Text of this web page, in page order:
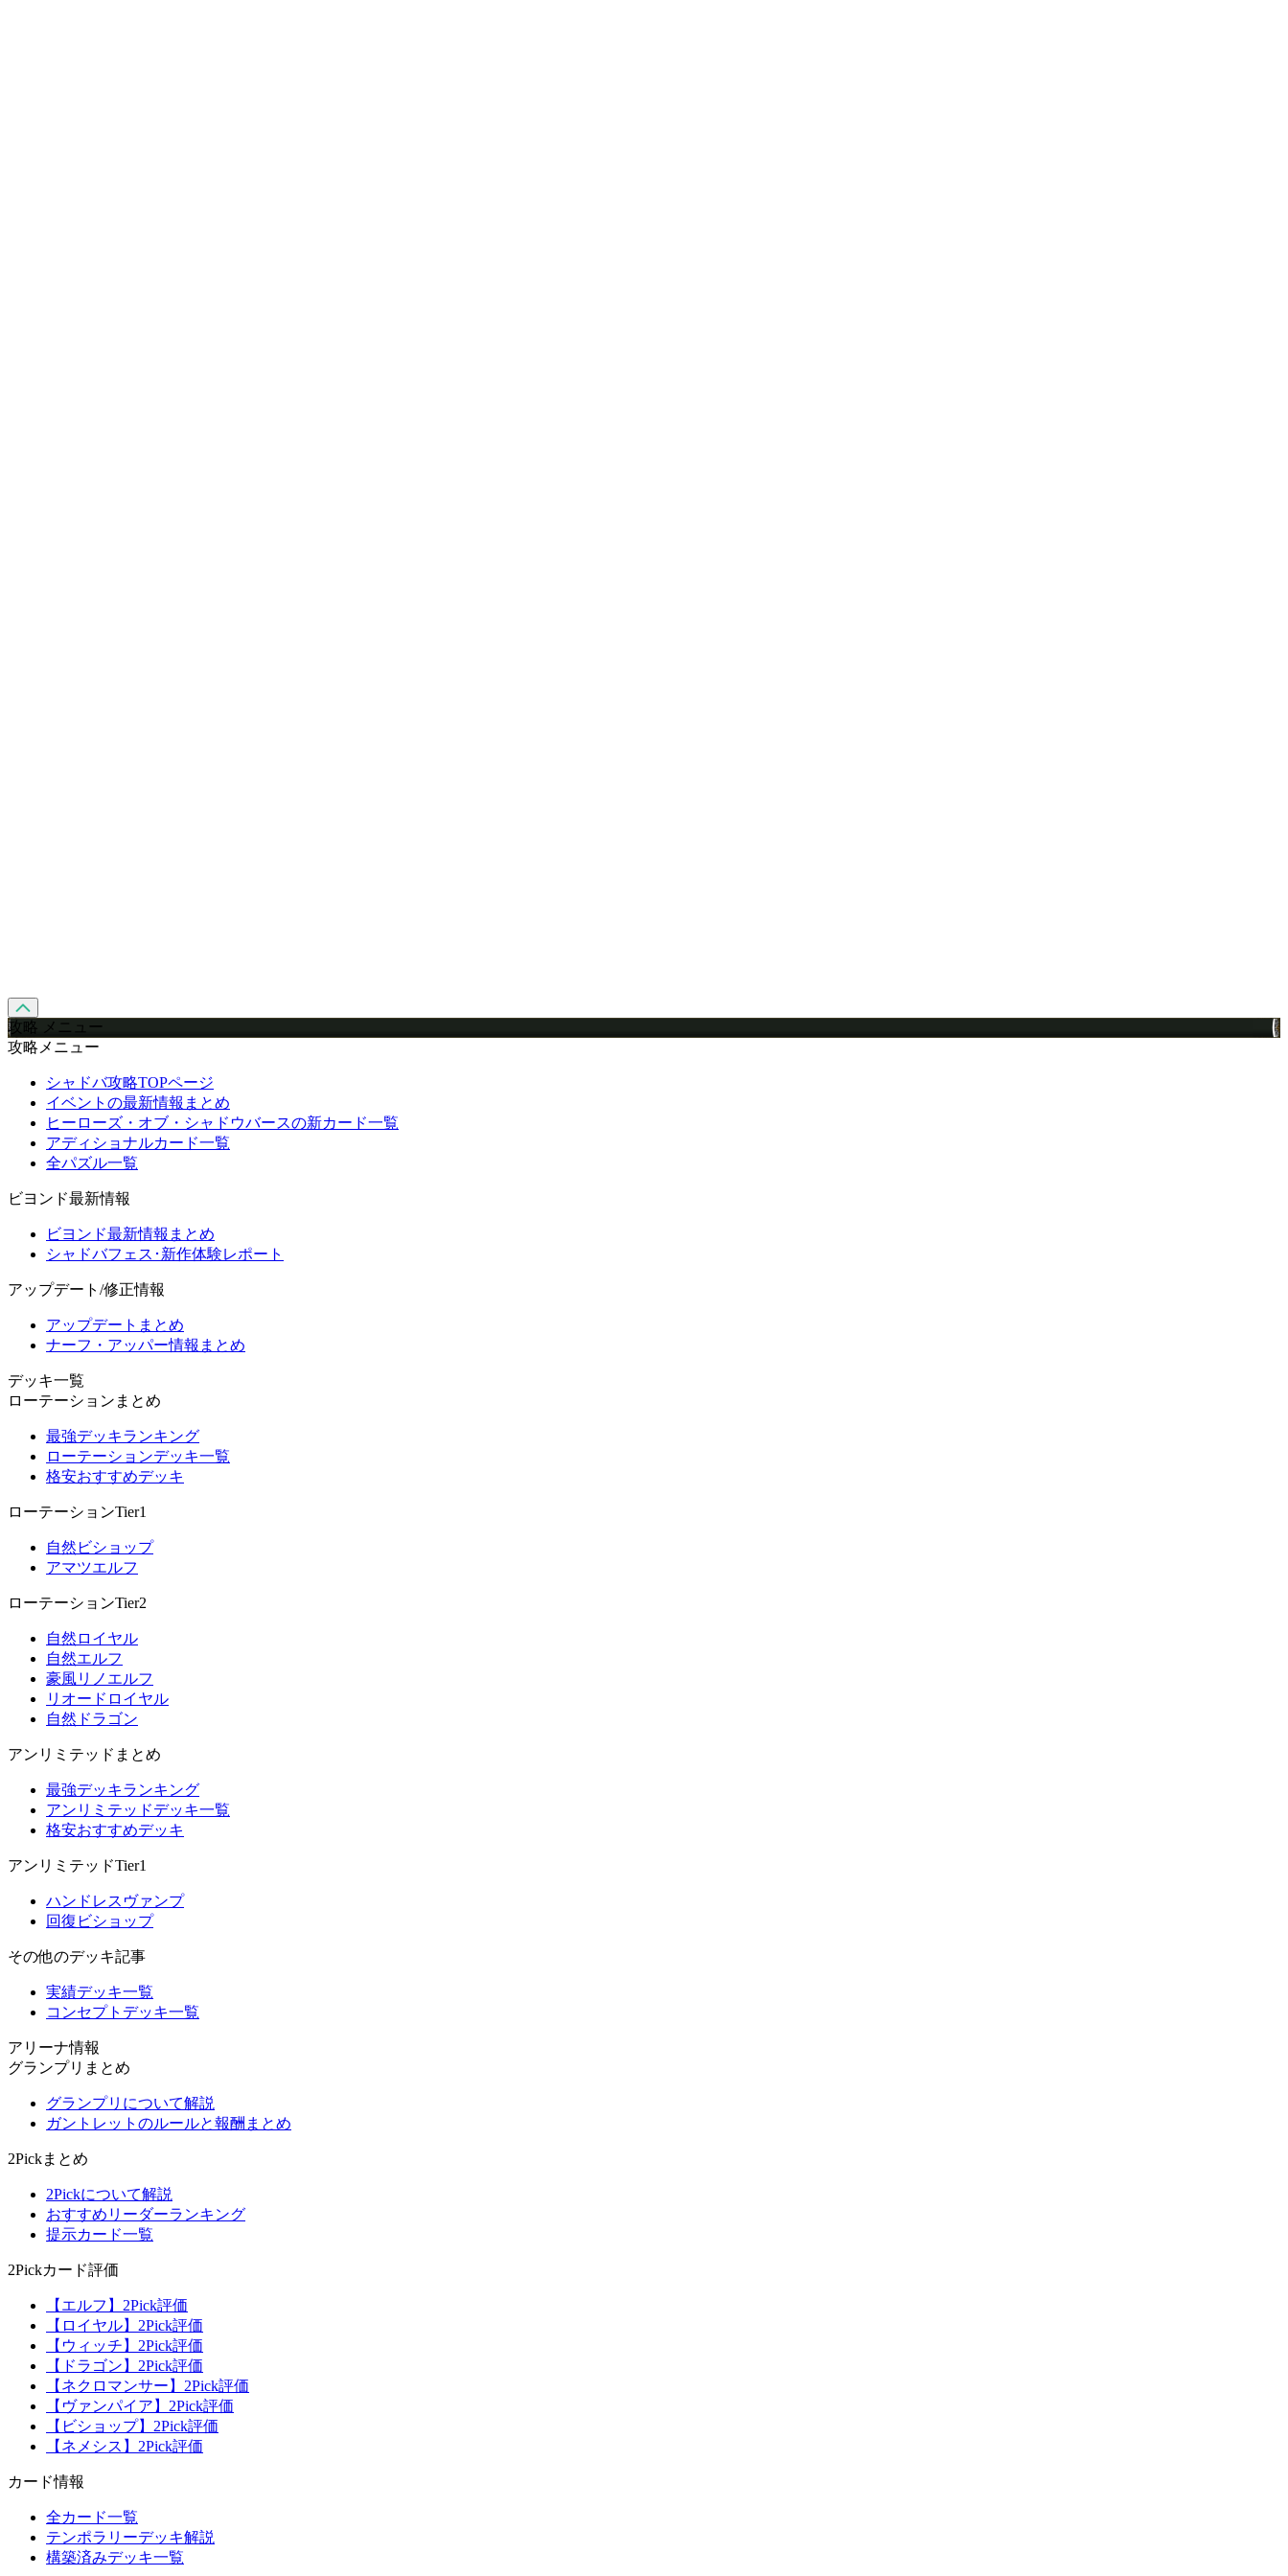
攻略 メニュー
攻略メニュー
シャドバ攻略TOPページ
イベントの最新情報まとめ
ヒーローズ・オブ・シャドウバースの新カード一覧
アディショナルカード一覧
全パズル一覧
ビヨンド最新情報
ビヨンド最新情報まとめ
シャドバフェス･新作体験レポート
アップデート/修正情報
アップデートまとめ
ナーフ・アッパー情報まとめ
デッキ一覧
ローテーションまとめ
最強デッキランキング
ローテーションデッキ一覧
格安おすすめデッキ
ローテーションTier1
自然ビショップ
アマツエルフ
ローテーションTier2
自然ロイヤル
自然エルフ
豪風リノエルフ
リオードロイヤル
自然ドラゴン
アンリミテッドまとめ
最強デッキランキング
アンリミテッドデッキ一覧
格安おすすめデッキ
アンリミテッドTier1
ハンドレスヴァンプ
回復ビショップ
その他のデッキ記事
実績デッキ一覧
コンセプトデッキ一覧
アリーナ情報
グランプリまとめ
グランプリについて解説
ガントレットのルールと報酬まとめ
2Pickまとめ
2Pickについて解説
おすすめリーダーランキング
提示カード一覧
2Pickカード評価
【エルフ】2Pick評価
【ロイヤル】2Pick評価
【ウィッチ】2Pick評価
【ドラゴン】2Pick評価
【ネクロマンサー】2Pick評価
【ヴァンパイア】2Pick評価
【ビショップ】2Pick評価
【ネメシス】2Pick評価
カード情報
全カード一覧
テンポラリーデッキ解説
構築済みデッキ一覧